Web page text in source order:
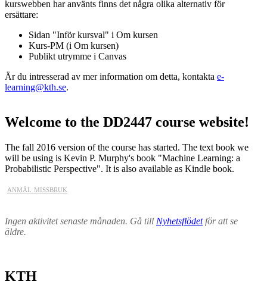
kurswebben har använts finns det några olika alternativ för
ersättare:
Sidan "Inför kursval" i Om kursen
Kurs-PM (i Om kursen)
Publikt utrymme i Canvas
Är du intresserad av mer information om detta, kontakta e-
learning@kth.se.
Welcome to the DD2447 course website!
The fall 2016 version of the course has started. The text book we
will be using is Kevin P. Murphy's book "Machine Learning: a
Probabilistic Perspective". It is also available as Kindle book.
anmäl missbruk
Ingen aktivitet senaste månaden. Gå till Nyhetsflödetför att se
äldre.
KTH